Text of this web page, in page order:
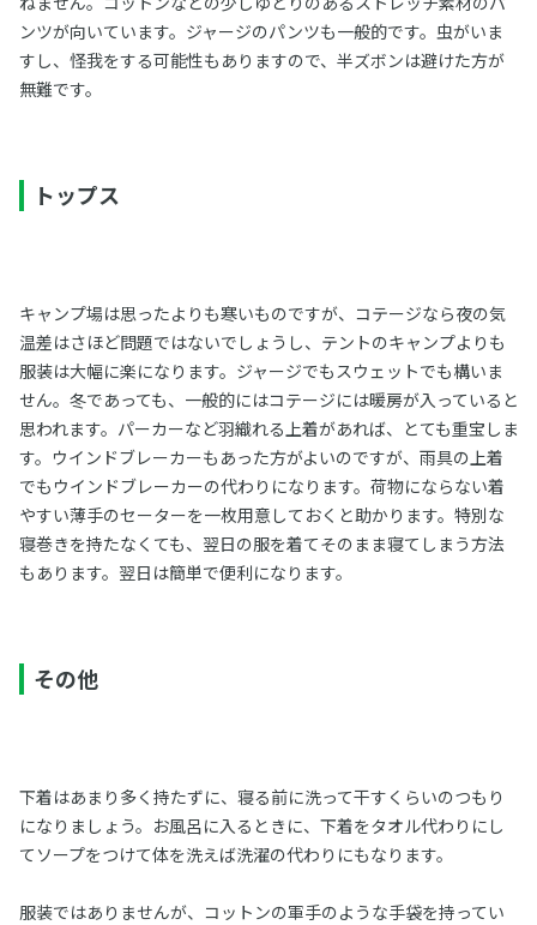
ンツが向いています。ジャージのパンツも一般的です。虫がいま
すし、怪我をする可能性もありますので、半ズボンは避けた方が
無難です。
トップス
キャンプ場は思ったよりも寒いものですが、コテージなら夜の気
温差はさほど問題ではないでしょうし、テントのキャンプよりも
服装は大幅に楽になります。ジャージでもスウェットでも構いま
せん。冬であっても、一般的にはコテージには暖房が入っていると
思われます。パーカーなど羽織れる上着があれば、とても重宝しま
す。ウインドブレーカーもあった方がよいのですが、雨具の上着
でもウインドブレーカーの代わりになります。荷物にならない着
やすい薄手のセーターを一枚用意しておくと助かります。特別な
寝巻きを持たなくても、翌日の服を着てそのまま寝てしまう方法
もあります。翌日は簡単で便利になります。
その他
下着はあまり多く持たずに、寝る前に洗って干すくらいのつもり
になりましょう。お風呂に入るときに、下着をタオル代わりにし
てソープをつけて体を洗えば洗濯の代わりにもなります。
服装ではありませんが、コットンの軍手のような手袋を持ってい